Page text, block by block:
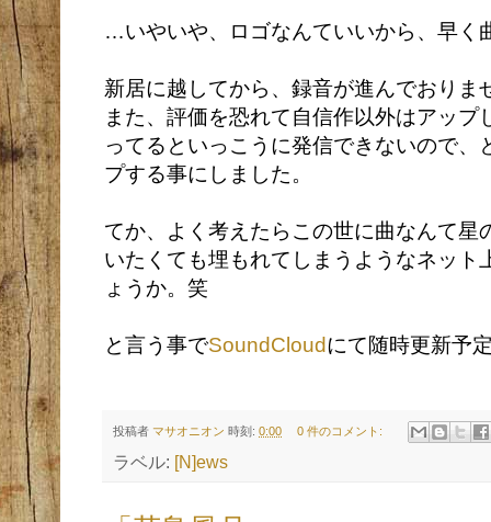
…いやいや、ロゴなんていいから、早く
新居に越してから、録音が進んでおりま
また、 評価を恐れて自信作以外はアップ
ってるといっこうに発信できないので
プする事にしました。
てか、よく考えたらこの世に曲なんて
いたくても埋もれてしまうようなネッ
ょうか。笑
と言う事でSoundCloudにて随時更新予
投稿者 マサオニオン 時刻: 0:00 0 件のコメント:
ラベル: [N]ews